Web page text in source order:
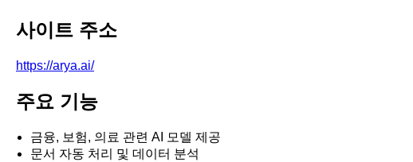
사이트 주소
https://arya.ai/
주요 기능
금융, 보험, 의료 관련 AI 모델 제공
문서 자동 처리 및 데이터 분석